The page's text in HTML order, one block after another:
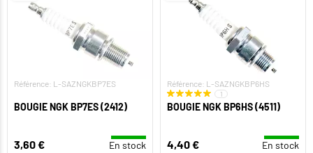
Référence: L-SAZNGKBP7ES
BOUGIE NGK BP7ES (2412)
3,60 € En stock
Référence: L-SAZNGKBP6HS
1
BOUGIE NGK BP6HS (4511)
4,40 € En stock